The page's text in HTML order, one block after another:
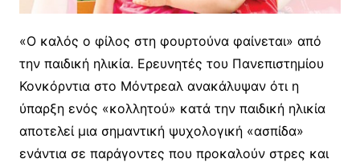
«Ο καλός ο φίλος στη φουρτούνα φαίνεται» από
την παιδική ηλικία. Ερευνητές του Πανεπιστημίου
Κονκόρντια στο Μόντρεαλ ανακάλυψαν ότι η
ύπαρξη ενός «κολλητού» κατά την παιδική ηλικία
αποτελεί μια σημαντική ψυχολογική «ασπίδα»
ενάντια σε παράγοντες που προκαλούν στρες και